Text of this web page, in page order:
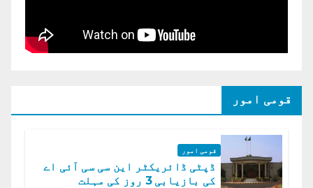
قومی امور
قومی امور
ڈپٹی ڈائریکٹر این سی سی آئی اے
کی بازیابی 3 روز کی مہلت